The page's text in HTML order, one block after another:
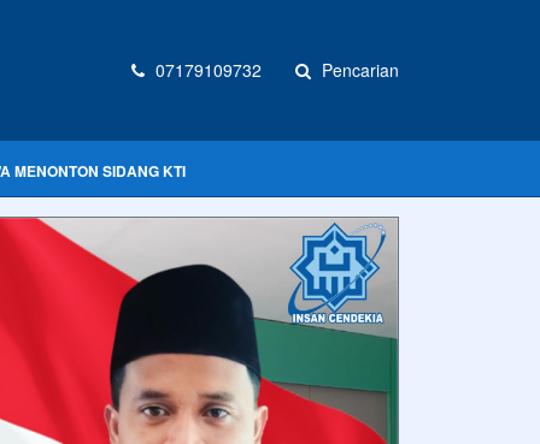
07179109732 Pencarian
MENONTON SIDANG KTI